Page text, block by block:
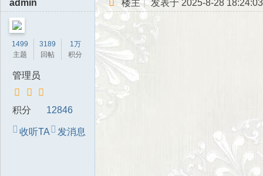
admin
1499
主题
3189
回帖
1万
积分
管理员
积分 12846
收听TA 发消息
楼主 发表于 2025-8-28 18:24:03